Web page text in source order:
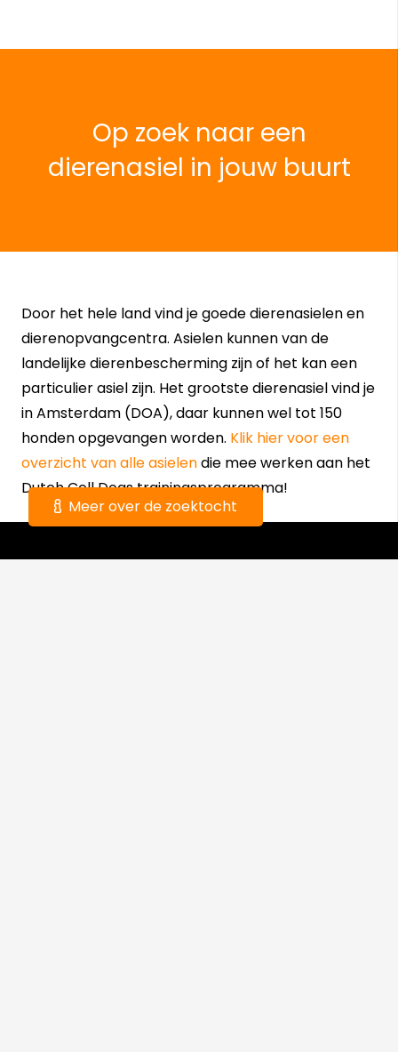
Meer over de zoektocht
Op zoek naar een
dierenasiel in jouw buurt
Door het hele land vind je goede dierenasielen en
dierenopvangcentra. Asielen kunnen van de
landelijke dierenbescherming zijn of het kan een
particulier asiel zijn. Het grootste dierenasiel vind je
in Amsterdam (DOA), daar kunnen wel tot 150
honden opgevangen worden. Klik hier voor een
overzicht van alle asielendie mee werken aan het
Dutch Cell Dogs trainingsprogramma!